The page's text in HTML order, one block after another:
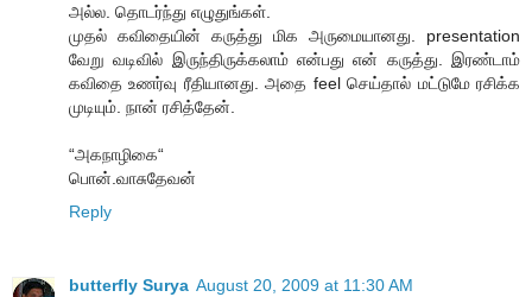
அல்ல. தொடர்ந்து எழுதுங்கள்.
முதல் கவிதையின் கருத்து மிக அருமையானது. presentation
வேறு வடிவில் இருந்திருக்கலாம் என்பது என் கருத்து. இரண்டாம்
கவிதை உணர்வு ரீதியானது. அதை feel செய்தால் மட்டுமே ரசிக்க
முடியும். நான் ரசித்தேன்.
“அகநாழிகை“
பொன்.வாசுதேவன்
Reply
butterfly Surya August 20, 2009 at 11:30 AM